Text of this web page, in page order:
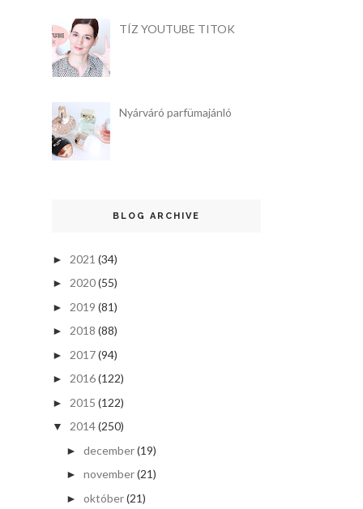
TÍZ YOUTUBE TITOK
Nyárváró parfümajánló
BLOG ARCHIVE
► 2021 (34)
► 2020(55)
► 2019 (81)
► 2018 (88)
► 2017(94)
► 2016(122)
► 2015 (122)
▼ 2014(250)
► december(19)
► november(21)
► október(21)